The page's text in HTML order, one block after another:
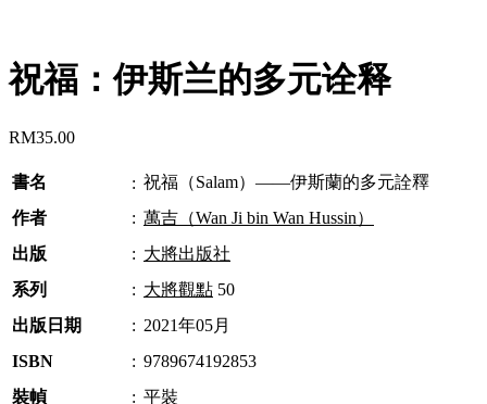
祝福：伊斯兰的多元诠释
RM35.00
書名 : 祝福（Salam）——伊斯蘭的多元詮釋
作者
: 萬吉（Wan Ji bin Wan Hussin）
出版
: 大將出版社
系列
: 大將觀點 50
出版日期
: 2021年05月
ISBN
: 9789674192853
裝幀
: 平裝